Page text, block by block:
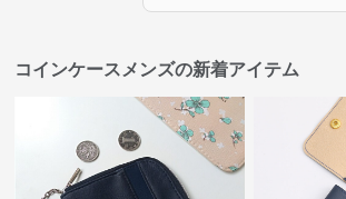
コインケースメンズの新着アイテム